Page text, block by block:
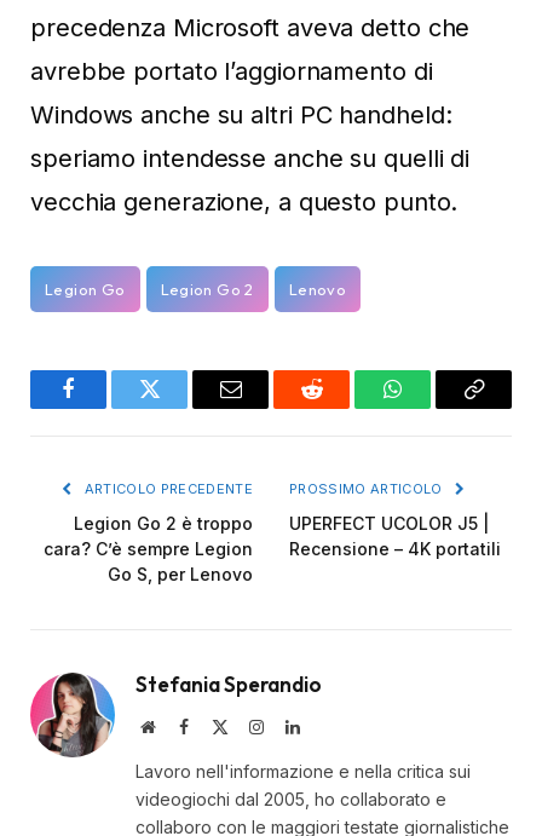
precedenza Microsoft aveva detto che
avrebbe portato l’aggiornamento di
Windows anche su altri PC handheld:
speriamo intendesse anche su quelli di
vecchia generazione, a questo punto.
Legion Go Legion Go 2 Lenovo
FacebookTwitter Email Reddit WhatsAppCopy
ARTICOLO PRECEDENTE
Legion Go 2 è troppo
cara? C’è sempre Legion
Go S, per Lenovo
PROSSIMO ARTICOLO
UPERFECT UCOLOR J5 |
Recensione – 4K portatili
Stefania Sperandio
WebsiteFacebook InstagramLinkedIn
Lavoro nell'informazione e nella critica sui
videogiochi dal 2005, ho collaborato e
collaboro con le maggiori testate giornalistiche